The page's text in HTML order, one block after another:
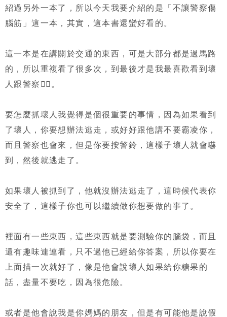
紹過另外一本了，所以今天我要介紹的是「不讓警察傷
腦筋」這一本，其實，這本書還蠻好看的。
這一本是在講關於交通的東西，可是大部分都是過馬路
的，所以重複看了很多次，到最後才是我最喜歡看到壞
人跟警察👮‍♀️。
要怎麼抓壞人我覺得是個很重要的事情，因為如果看到
了壞人，你要想辦法逃走，或好好跟他講不要霸凌你，
而且警察也會來，但是你要按警鈴，這樣子壞人就會嚇
到，然後就逃走了。
如果壞人被抓到了，他就沒辦法逃走了，這時候代表你
安全了，這樣子你也可以繼續做你想要做的事了。
裡面有一些東西，這些東西就是要測驗你的腦袋，而且
還有趣味連連看，只不過他已經給你答案，所以你要在
上面描一次就好了，像是他會說壞人如果給你糖果的
話，盡量不要吃，因為很危險。
或者是他會說我是你媽媽的朋友，但是有可能他是說假